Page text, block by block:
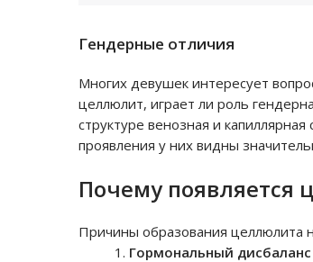
Гендерные отличия
Многих девушек интересует
целлюлит, играет ли роль
структуре венозная и
проявления у них видны
Почему появляется
Причины образования целлюлита
Гормональный